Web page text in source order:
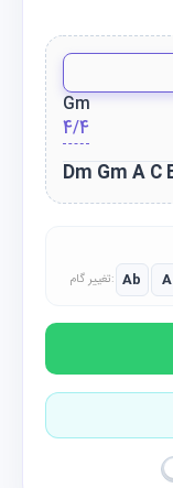
Gm
4/4
Dm Gm A C
تغییر گام: Ab A